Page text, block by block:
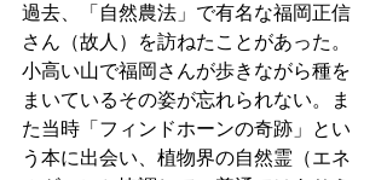
過去、「自然農法」で有名な福岡正信
さん（故人）を訪ねたことがあった。
小高い山で福岡さんが歩きながら種を
まいているその姿が忘れられない。ま
た当時「フィンドホーンの奇跡」とい
う本に出会い、植物界の自然霊（エネ